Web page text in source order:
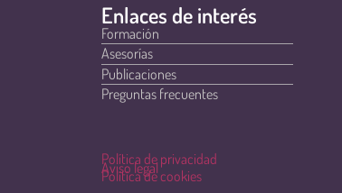
Enlaces de interés
Formación
Asesorías
Publicaciones
Preguntas frecuentes
Política de privacidad
Aviso legal
Política de cookies